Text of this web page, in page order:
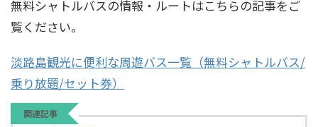
無料シャトルバスの情報・ルートはこちらの記事をご
覧ください。
淡路島観光に便利な周遊バス一覧（無料シャトルバス/
乗り放題/セット券）
関連記事